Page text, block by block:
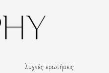
Συχνές ερωτήσεις